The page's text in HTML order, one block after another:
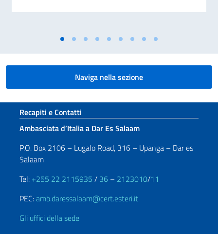
Naviga nella sezione
Sezione footer
Recapiti e Contatti
Ambasciata d’Italia a Dar Es Salaam
P.O. Box 2106 – Lugalo Road, 316 – Upanga – Dar es
Salaam
Tel: +255 22 2115935 / 36 – 2123010/11
PEC:amb.daressalaam@cert.esteri.it
Gli uffici della sede